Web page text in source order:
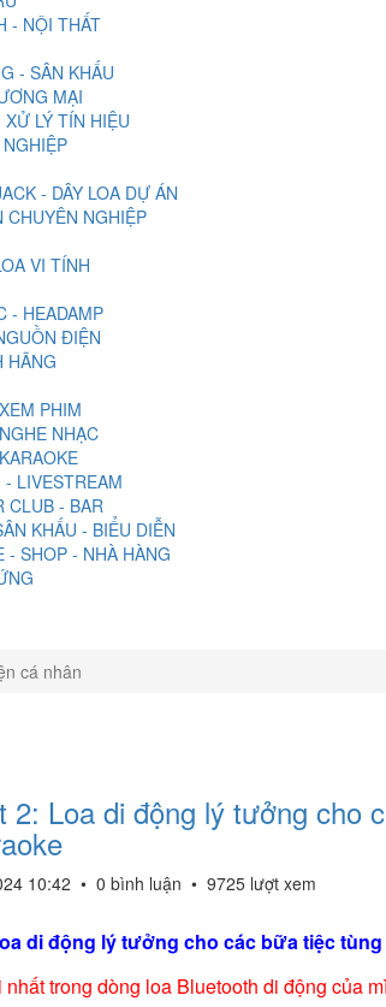
- NỘI THẤT
- SÂN KHẤU
MẠI
LÝ TÍN HIỆU
- DÂY LOA DỰ ÁN
CHUYÊN NGHIỆP
VI TÍNH
- HEADAMP
ĐIỆN
HÃNG
PHIM
NHẠC
LIVESTREAM
CLUB - BAR
KHẤU - BIỂU DIỄN
- SHOP - NHÀ HÀNG
cá nhân
2: Loa di động lý tưởng cho
10:42 • 0 bình luận • 9725 lượt xem
di động lý tưởng cho các bữa tiệc
trong dòng loa Bluetooth di động của